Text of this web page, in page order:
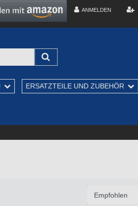
ANMELDEN
ERSATZTEILE UND ZUBEHÖR